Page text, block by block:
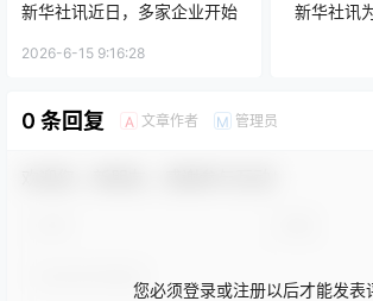
新华社讯近日，多家企业开始
通过提供增值服务提升客户粘
制造业和服务业中尤为明显。
2026-6-15 9:16:28
新华社讯
升企业财
0 条回复 A 文章作者 M 管理员
您必须登录或注册以后才能发表